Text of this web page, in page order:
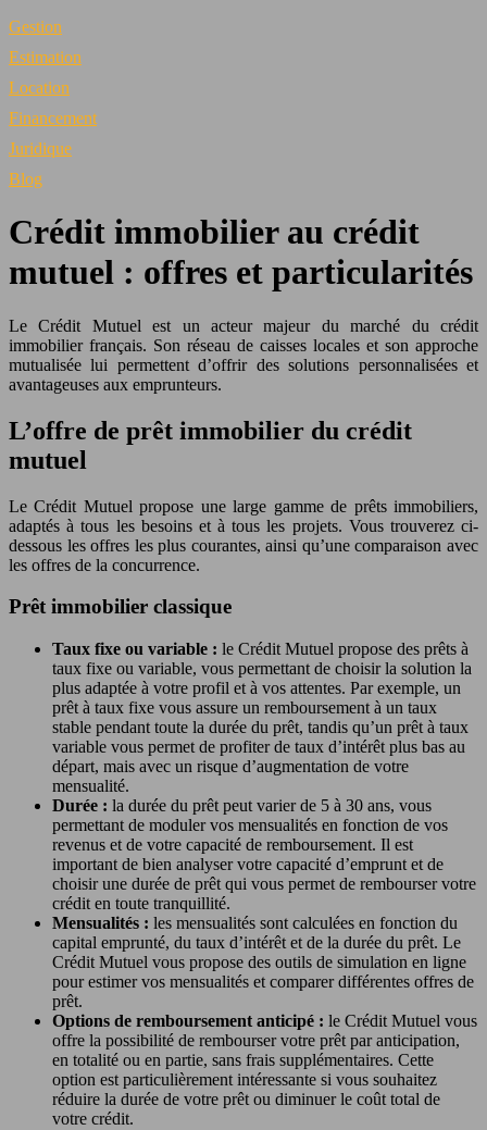
Gestion
Estimation
Location
Financement
Juridique
Blog
Crédit immobilier au crédit
mutuel : offres et particularités
Le Crédit Mutuel est un acteur majeur du marché du crédit
immobilier français. Son réseau de caisses locales et son approche
mutualisée lui permettent d’offrir des solutions personnalisées et
avantageuses aux emprunteurs.
L’offre de prêt immobilier du crédit
mutuel
Le Crédit Mutuel propose une large gamme de prêts immobiliers,
adaptés à tous les besoins et à tous les projets. Vous trouverez ci-
dessous les offres les plus courantes, ainsi qu’une comparaison avec
les offres de la concurrence.
Prêt immobilier classique
Taux fixe ou variable : le Crédit Mutuel propose des prêts à
taux fixe ou variable, vous permettant de choisir la solution la
plus adaptée à votre profil et à vos attentes. Par exemple, un
prêt à taux fixe vous assure un remboursement à un taux
stable pendant toute la durée du prêt, tandis qu’un prêt à taux
variable vous permet de profiter de taux d’intérêt plus bas au
départ, mais avec un risque d’augmentation de votre
mensualité.
Durée : la durée du prêt peut varier de 5 à 30 ans, vous
permettant de moduler vos mensualités en fonction de vos
revenus et de votre capacité de remboursement. Il est
important de bien analyser votre capacité d’emprunt et de
choisir une durée de prêt qui vous permet de rembourser votre
crédit en toute tranquillité.
Mensualités : les mensualités sont calculées en fonction du
capital emprunté, du taux d’intérêt et de la durée du prêt. Le
Crédit Mutuel vous propose des outils de simulation en ligne
pour estimer vos mensualités et comparer différentes offres de
prêt.
Options de remboursement anticipé : le Crédit Mutuel vous
offre la possibilité de rembourser votre prêt par anticipation,
en totalité ou en partie, sans frais supplémentaires. Cette
option est particulièrement intéressante si vous souhaitez
réduire la durée de votre prêt ou diminuer le coût total de
votre crédit.